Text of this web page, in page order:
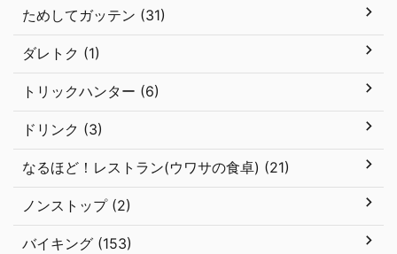
ためしてガッテン (31)
ダレトク (1)
トリックハンター (6)
ドリンク (3)
なるほど！レストラン(ウワサの食卓) (21)
ノンストップ (2)
バイキング (153)